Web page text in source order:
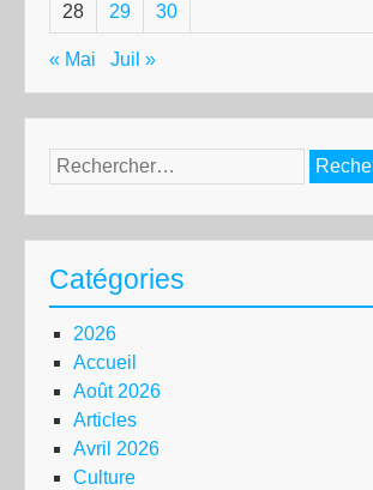
28 29 30
« Mai Juil »
Rechercher :
Catégories
2026
Accueil
Août 2026
Articles
Avril 2026
Culture